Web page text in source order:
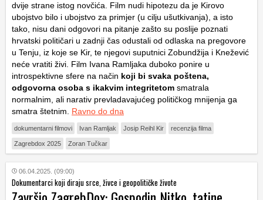
dvije strane istog novčića. Film nudi hipotezu da je Kirovo
ubojstvo bilo i ubojstvo za primjer (u cilju ušutkivanja), a isto
tako, nisu dani odgovori na pitanje zašto su poslije poznati
hrvatski političari u zadnji čas odustali od odlaska na pregovore
u Tenju, iz koje se Kir, te njegovi suputnici Zobundžija i Knežević
neće vratiti živi. Film Ivana Ramljaka duboko ponire u
introspektivne sfere na način koji bi svaka poštena,
odgovorna osoba s ikakvim integritetom smatrala
normalnim, ali narativ prevladavajućeg političkog mnijenja ga
smatra štetnim. Ravno do dna
dokumentarni filmovi Ivan Ramljak Josip Reihl Kir recenzija filma
Zagrebdox 2025 Zoran Tučkar
06.04.2025. (09:00)
Dokumentarci koji diraju srce, živce i geopolitičke živote